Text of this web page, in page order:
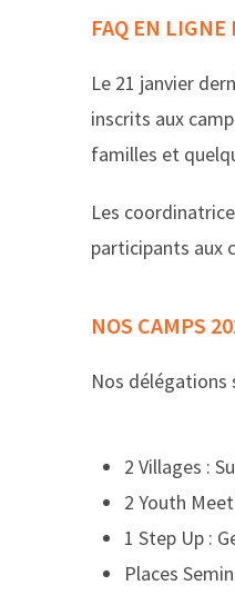
FAQ EN LIGNE
Le 21 janvier
inscrits aux
familles et
Les
participants aux
NOS CAMPS
Nos délégations
2 Villages :
2 Youth
1 Step Up :
Places